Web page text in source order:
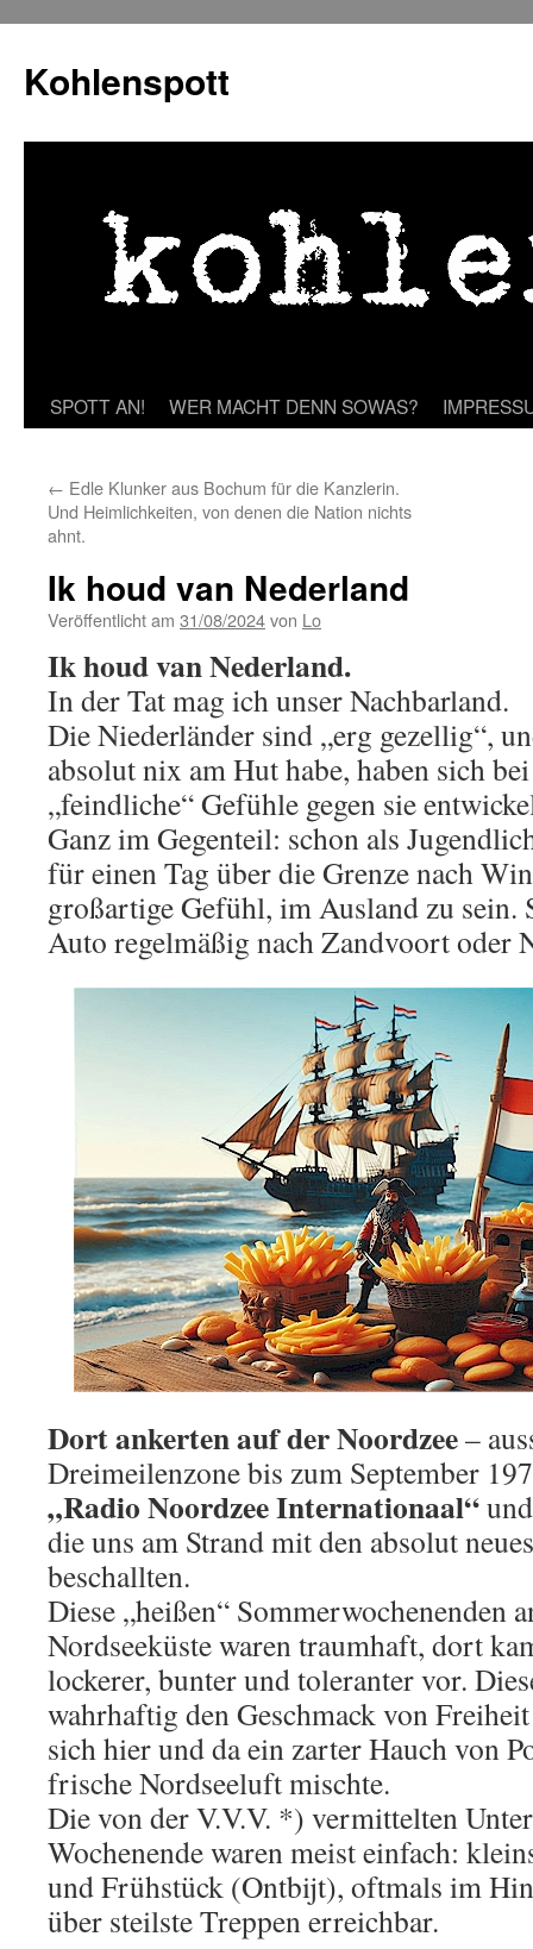
springen
Kohlenspott
SPOTT AN! WER MACHT DENN SOWAS?
← Edle Klunker aus Bochum für die Kanzlerin.
Und Heimlichkeiten, von denen die Nation nichts
ahnt.
Ik houd van Nederland
Veröffentlicht am 31/08/2024von Lo
Ik houd van Nederland.
In der Tat mag ich unser Nachbarland.
Die Niederländer sind „erg gezellig“,
absolut nix am Hut habe, haben sich
„feindliche“ Gefühle gegen sie
Ganz im Gegenteil: schon als
für einen Tag über die Grenze nach
großartige Gefühl, im Ausland zu sein.
Auto regelmäßig nach Zandvoort oder
Dort ankerten auf der Noordzee–
Dreimeilenzone bis zum September
„Radio Noordzee Internationaal“
die uns am Strand mit den absolut
beschallten.
Diese „heißen“ Sommerwochenenden
Nordseeküste waren traumhaft, dort
lockerer, bunter und toleranter vor.
wahrhaftig den Geschmack von
sich hier und da ein zarter Hauch von
frische Nordseeluft mischte.
Die von der V.V.V. *) vermittelten
Wochenende waren meist einfach:
und Frühstück (Ontbijt), oftmals im
über steilste Treppen erreichbar.